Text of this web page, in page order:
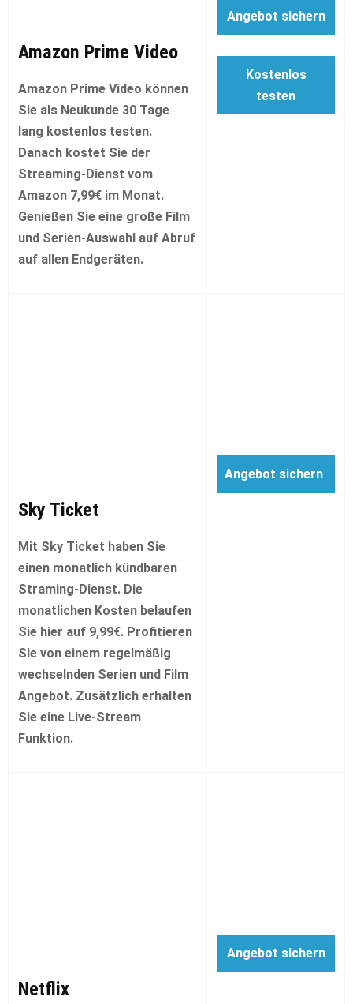
Amazon Prime Video
Amazon Prime Video können
Sie als Neukunde 30 Tage
lang kostenlos testen.
Danach kostet Sie der
Streaming-Dienst vom
Amazon 7,99€ im Monat.
Genießen Sie eine große Film
und Serien-Auswahl auf Abruf
auf allen Endgeräten.
Angebot sichern
Kostenlos
testen
Sky Ticket
Mit Sky Ticket haben Sie
einen monatlich kündbaren
Straming-Dienst. Die
monatlichen Kosten belaufen
Sie hier auf 9,99€. Profitieren
Sie von einem regelmäßig
wechselnden Serien und Film
Angebot. Zusätzlich erhalten
Sie eine Live-Stream
Funktion.
Angebot sichern
Netflix
Angebot sichern